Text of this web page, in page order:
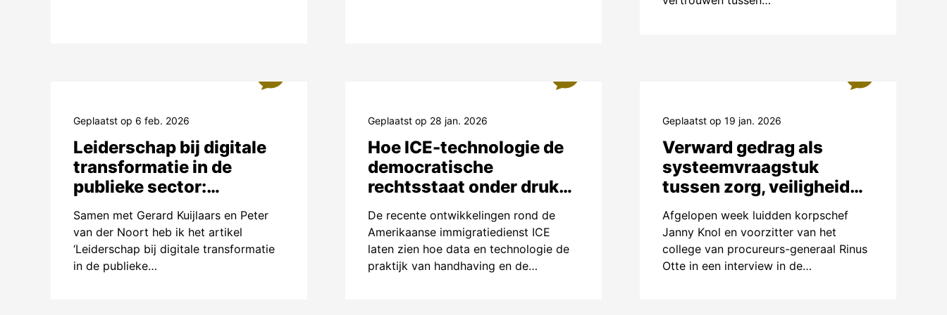
Geplaatst op 6 feb. 2026
Leiderschap bij digitale
transformatie in de
publieke sector:
leerervaringen van de
Nederlandse politie
Samen met Gerard Kuijlaars en Peter
van der Noort heb ik het artikel
‘Leiderschap bij digitale transformatie
in de publieke…
Geplaatst op 28 jan. 2026
Hoe ICE-technologie de
democratische
rechtsstaat onder druk
zet
De recente ontwikkelingen rond de
Amerikaanse immigratiedienst ICE
laten zien hoe data en technologie de
praktijk van handhaving en de…
Geplaatst op 19 jan. 2026
Verward gedrag als
systeemvraagstuk
tussen zorg, veiligheid
en wonen
Afgelopen week luidden korpschef
Janny Knol en voorzitter van het
college van procureurs-generaal Rinus
Otte in een interview in de…
iedereen.
Samen met Erdinç Saçan ga ik op zoek naar voorbeelden van AI-
suggestie hebben van een concreet voorbeeld waar AI een bijdrage levert
aan een van de 17 duurzame ontwikkelingsdoelstellingen, voeg deze dan
Google Doc.